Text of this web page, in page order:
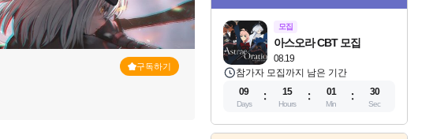
구독하기
모집
08.19
아스오라 CBT 모집
참가자 모집까지 남은 기간
09
Days
15
Hours
01
Min
29
Sec